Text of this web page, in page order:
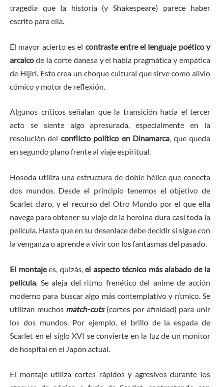
tragedia que la historia (y Shakespeare) parece haber
escrito para ella.
El mayor acierto es el contraste entre el lenguaje poético y
arcaico de la corte danesa y el habla pragmática y empática
de Hijiri. Esto crea un choque cultural que sirve como alivio
cómico y motor de reflexión.
Algunos críticos señalan que la transición hacia el tercer
acto se siente algo apresurada, especialmente en la
resolución del conflicto político en Dinamarca, que queda
en segundo plano frente al viaje espiritual.
Hosoda utiliza una estructura de doble hélice que conecta
dos mundos. Desde el principio tenemos el objetivo de
Scarlet claro, y el recurso del Otro Mundo por el que ella
navega para obtener su viaje de la heroína dura casi toda la
película. Hasta que en su desenlace debe decidir si sigue con
la venganza o aprende a vivir con los fantasmas del pasado.
El montajees, quizás, el aspecto técnico más alabado de la
película . Se aleja del ritmo frenético del anime de acción
moderno para buscar algo más contemplativo y rítmico. Se
utilizan muchos match-cuts(cortes por afinidad) para unir
los dos mundos. Por ejemplo, el brillo de la espada de
Scarlet en el siglo XVI se convierte en la luz de un monitor
de hospital en el Japón actual.
El montaje utiliza cortes rápidos y agresivos durante los